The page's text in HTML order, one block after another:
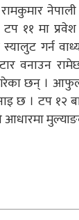
टप ११ मा
गर्न
वनाउन
छन् ।
छ । टप १२